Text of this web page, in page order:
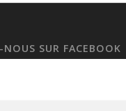
SUR FACEBOOK